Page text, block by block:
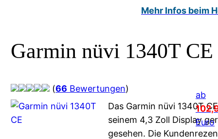
Mehr Infos beim
Garmin nüvi 1340T CE
(66 Bewertungen)
ab
Euro
Das Garmin nüvi 1340T
seinem 4,3 Zoll Display
gesehen. Die